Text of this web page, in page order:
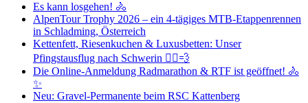
Es kann losgehen! 🚴
AlpenTour Trophy 2026 – ein 4-tägiges MTB-Etappenrennen
in Schladming, Österreich
Kettenfett, Riesenkuchen & Luxusbetten: Unser
Pfingstausflug nach Schwerin 🚴‍♂️💨
Die Online-Anmeldung Radmarathon & RTF ist geöffnet! 🚴
✨
Neu: Gravel-Permanente beim RSC Kattenberg